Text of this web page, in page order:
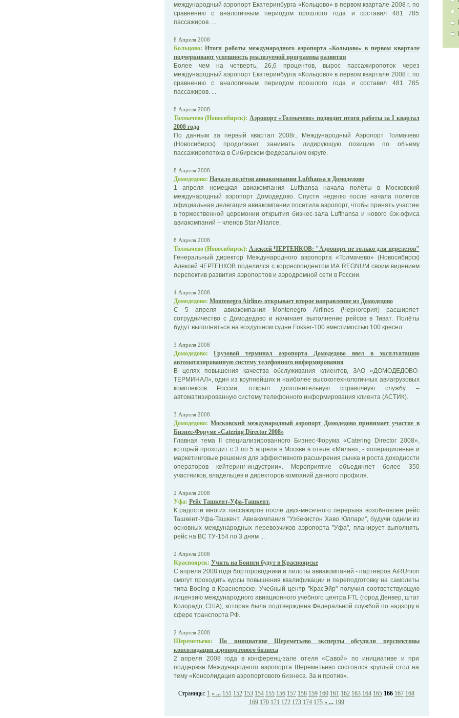
международный аэропорт Екатеринбурга «Кольцово» в первом квартале 2008 г. по
сравнению с аналогичным периодом прошлого года и составил 481 785
пассажиров. ...
8 Апреля 2008
Кольцово: Итоги работы международного аэропорта «Кольцово» в первом квартале
подчеркивают успешность реализуемой программы развития
Более чем на четверть, 26,6 процентов, вырос пассажиропоток через
международный аэропорт Екатеринбурга «Кольцово» в первом квартале 2008 г. по
сравнению с аналогичным периодом прошлого года и составил 481 785
пассажиров. ...
8 Апреля 2008
Толмачево (Новосибирск): Аэропорт «Толмачево» подводит итоги работы за I квартал
2008 года
По данным за первый квартал 2008г., Международный Аэропорт Толмачево
(Новосибирск) продолжает занимать лидирующую позицию по объему
пассажиропотока в Сибирском федеральном округе.
8 Апреля 2008
Домодедово: Начало полётов авиакомпании Lufthansa в Домодедово
1 апреля немецкая авиакомпания Lufthansa начала полёты в Московский
международный аэропорт Домодедово. Спустя неделю после начала полётов
официальная делегация авиакомпании посетила аэропорт, чтобы принять участие
в торжественной церемонии открытия бизнес-зала Lufthansa и нового бэк-офиса
авиакомпаний – членов Star Alliance.
8 Апреля 2008
Толмачево (Новосибирск): Алексей ЧЕРТЕНКОВ: "Аэропорт не только для перелетов"
Генеральный директор Международного аэропорта «Толмачево» (Новосибирск)
Алексей ЧЕРТЕНКОВ поделился с корреспондентом ИА REGNUM своим видением
перспектив развития аэропортов и аэродромной сети в России.
4 Апреля 2008
Домодедово: Montenegro Airlines открывает второе направление из Домодедово
С 5 апреля авиакомпания Montenegro Airlines (Черногория) расширяет
сотрудничество с Домодедово и начинает выполнение рейсов в Тиват. Полёты
будут выполняться на воздушном судне Fokker-100 вместимостью 100 кресел.
3 Апреля 2008
Домодедово:
Грузовой терминал аэропорта Домодедово ввел в эксплуатацию
автоматизированную систему телефонного информирования
В целях повышения качества обслуживания клиентов, ЗАО «ДОМОДЕДОВО-
ТЕРМИНАЛ», один из крупнейших и наиболее высокотехнологичных авиагрузовых
комплексов России, открыл дополнительную справочную службу –
автоматизированную систему телефонного информирования клиента (АСТИК).
3 Апреля 2008
Домодедово: Московский международный аэропорт Домодедово принимает участие в
Бизнес-Форуме «Catering Director 2008»
Главная тема II специализированного Бизнес-Форума «Catering Director 2008»,
который проходит с 3 по 5 апреля в Москве в отеле «Милан», - «операционные и
маркетинговые решения для эффективного расширения рынка и роста доходности
операторов кейтеринг-индустрии». Мероприятие объединяет более 350
участников, владельцев и директоров компаний данного профиля.
2 Апреля 2008
Уфа: Рейс Ташкент-Уфа-Ташкент.
К радости многих пассажиров после двух-месячного перерыва возобновлен рейс
Ташкент-Уфа-Ташкент. Авиакомпания "Узбекистон Хаво Юллари", будучи одним из
основных международных перевозчиков аэропорта "Уфа", планирует выполнять
рейс на ВС ТУ-154 по 3 дням ...
2 Апреля 2008
Красноярск: Учить на Боинги будут в Красноярске
С апреля 2008 года бортпроводники и пилоты авиакомпаний - партнеров AiRUnion
смогут проходить курсы повышения квалификации и переподготовку на самолеты
типа Boeing в Красноярске. Учебный центр "КрасЭйр" получил соответствующую
лицензию международного авиационного учебного центра FTL (город Денвер, штат
Колорадо, США), которая была подтверждена Федеральной службой по надзору в
сфере транспорта РФ.
2 Апреля 2008
Шереметьево:
По инициативе Шереметьево эксперты обсудили перспективы
консолидации аэропортового бизнеса
2 апреля 2008 года в конференц-зале отеля «Савой» по инициативе и при
поддержке Международного аэропорта Шереметьево состоялся круглый стол на
тему «Консолидация аэропортового бизнеса. За и против».
Страницы: 1 « ... 151 152 153 154 155 156 157 158 159 160 161 162 163 164 165 166 167 168
169 170 171 172 173 174 175 » ... 199